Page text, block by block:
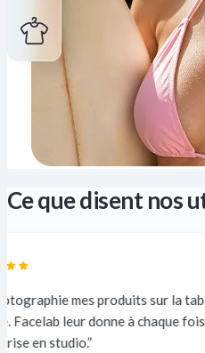
Ce que disent nos
produits sur la table de ma
à chaque fois l'allure d'une